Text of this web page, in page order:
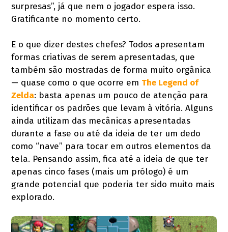
surpresas”, já que nem o jogador espera isso.
Gratificante no momento certo.
E o que dizer destes chefes? Todos apresentam
formas criativas de serem apresentadas, que
também são mostradas de forma muito orgânica
— quase como o que ocorre em The Legend of
Zelda: basta apenas um pouco de atenção para
identificar os padrões que levam à vitória. Alguns
ainda utilizam das mecânicas apresentadas
durante a fase ou até da ideia de ter um dedo
como “nave” para tocar em outros elementos da
tela. Pensando assim, fica até a ideia de que ter
apenas cinco fases (mais um prólogo) é um
grande potencial que poderia ter sido muito mais
explorado.